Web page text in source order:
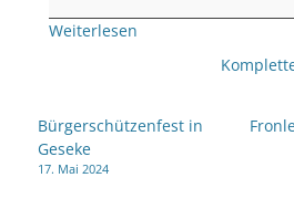
Weiterlesen
Beitragsnavigation
Bürgerschützenfest in
Geseke
17. Mai 2024